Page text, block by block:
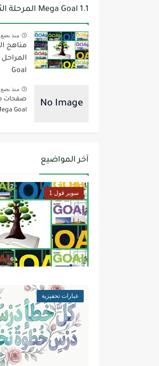
Mega Goal 1.1 المرحلة الثانوية
منذ بضع
مناهج
Goal
منذ بضع
Goal
آخر المواضيع
سوبر قول 1
عبارات تحفيزية